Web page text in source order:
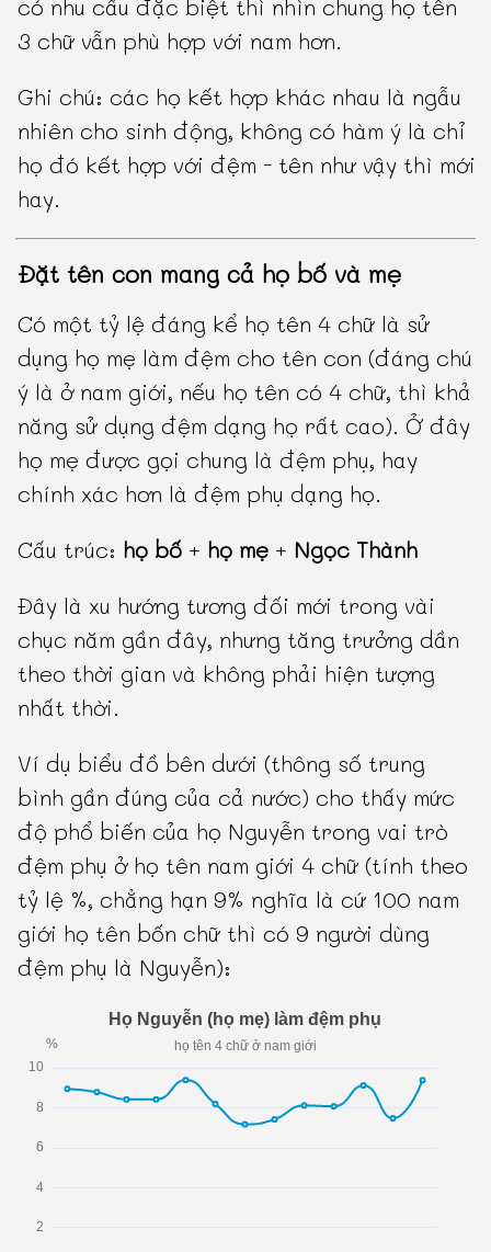
có nhu cầu đặc biệt thì nhìn chung họ tên
3 chữ vẫn phù hợp với nam hơn.
Ghi chú: các họ kết hợp khác nhau là ngẫu
nhiên cho sinh động, không có hàm ý là chỉ
họ đó kết hợp với đệm - tên như vậy thì mới
hay.
Đặt tên con mang cả họ bố và mẹ
Có một tỷ lệ đáng kể họ tên 4 chữ là sử
dụng họ mẹ làm đệm cho tên con (đáng chú
ý là ở nam giới, nếu họ tên có 4 chữ, thì khả
năng sử dụng đệm dạng họ rất cao). Ở đây
họ mẹ được gọi chung là đệm phụ, hay
chính xác hơn là đệm phụ dạng họ.
Cấu trúc: họ bố + họ mẹ + Ngọc Thành
Đây là xu hướng tương đối mới trong vài
chục năm gần đây, nhưng tăng trưởng dần
theo thời gian và không phải hiện tượng
nhất thời.
Ví dụ biểu đồ bên dưới (thông số trung
bình gần đúng của cả nước) cho thấy mức
độ phổ biến của họ Nguyễn trong vai trò
đệm phụ ở họ tên nam giới 4 chữ (tính theo
tỷ lệ %, chẳng hạn 9% nghĩa là cứ 100 nam
giới họ tên bốn chữ thì có 9 người dùng
đệm phụ là Nguyễn):